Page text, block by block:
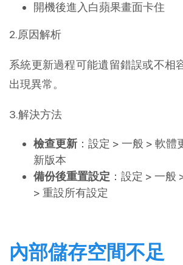
開機後進入白蘋果畫面卡住
2.原因解析
系統更新過程可能遺留錯誤或不相
出現異常。
3.解決方法
檢查更新 ：設定 > 一般 > 軟
新版本
備份後重置設定 ：設定 > 一般
> 重設所有設定
內部儲存空間不足